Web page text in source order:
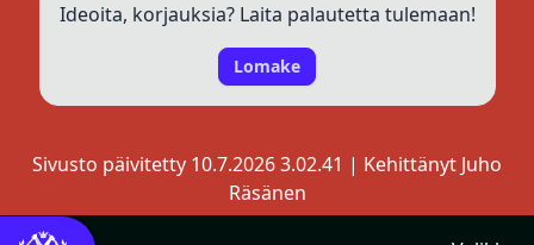
Ideoita, korjauksia? Laita palautetta tulemaan!
Lomake
Sivusto päivitetty 10.7.2026 3.02.41 | Kehittänyt Juho
Räsänen